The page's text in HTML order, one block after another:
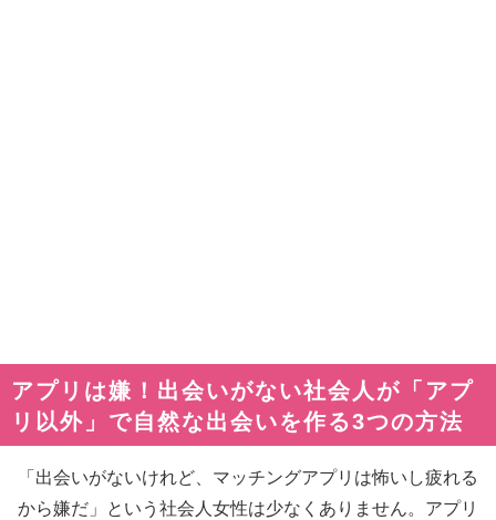
アプリは嫌！出会いがない社会人が「アプ
リ以外」で自然な出会いを作る3つの方法
「出会いがないけれど、マッチングアプリは怖いし疲れる
から嫌だ」という社会人女性は少なくありません。アプリ